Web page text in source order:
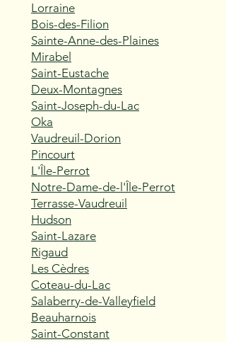
Lorraine
Bois-des-Filion
Sainte-Anne-des-Plaines
Mirabel
Saint-Eustache
Deux-Montagnes
Saint-Joseph-du-Lac
Oka
Vaudreuil-Dorion
Pincourt
L'Île-Perrot
Notre-Dame-de-l'Île-Perrot
Terrasse-Vaudreuil
Hudson
Saint-Lazare
Rigaud
Les Cèdres
Coteau-du-Lac
Salaberry-de-Valleyfield
Beauharnois
Saint-Constant